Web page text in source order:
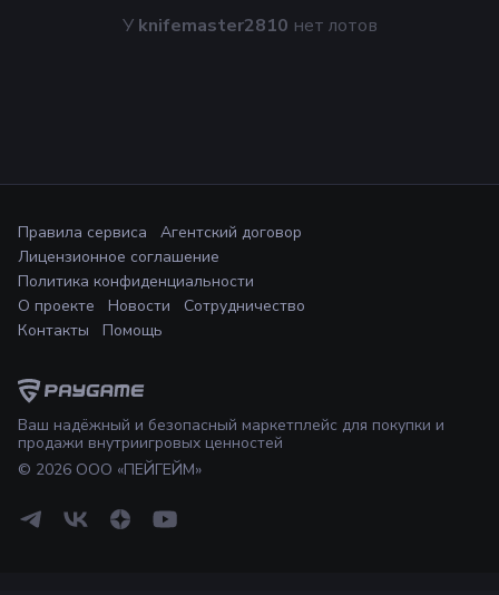
У knifemaster2810 нет лотов
Ваш надёжный и безопасный маркетплейс для покупки и
продажи внутриигровых ценностей
© 2026 ООО «ПЕЙГЕЙМ»
Правила сервиса
Агентский договор
Лицензионное соглашение
Политика конфиденциальности
О проекте
Новости
Сотрудничество
Контакты
Помощь